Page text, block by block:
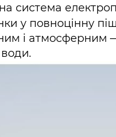
система
у повноцінну
і атмосферним